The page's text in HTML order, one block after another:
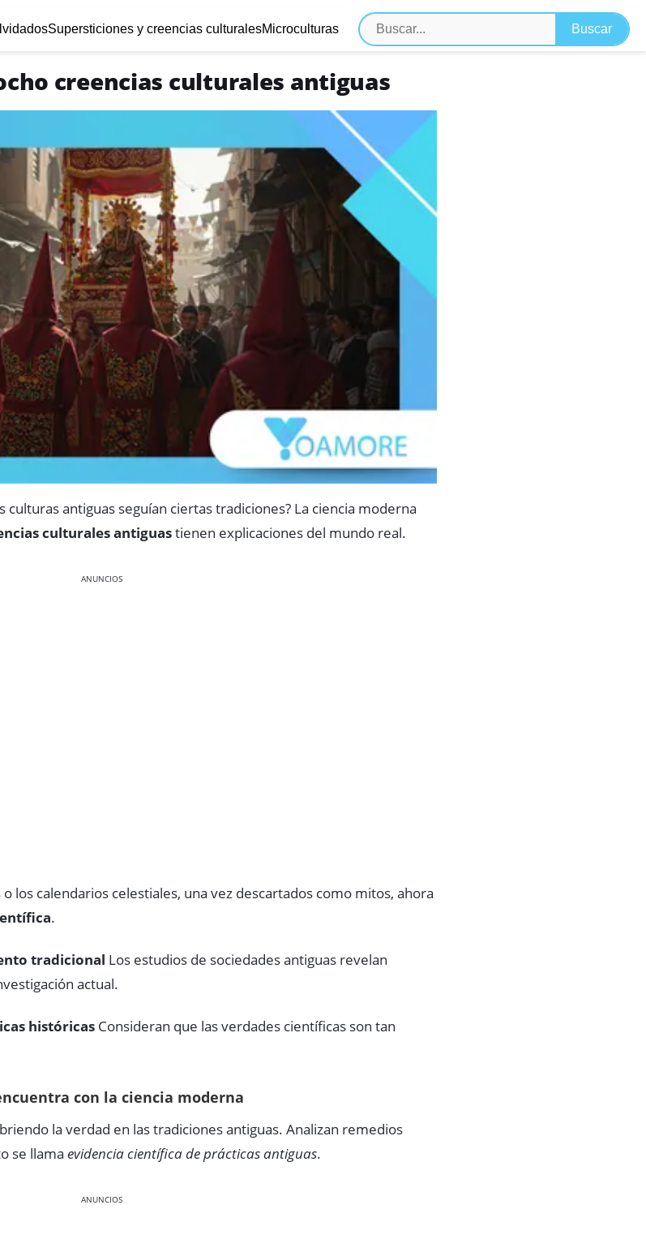
Supersticiones y creencias culturalesMicroculturas
creencias culturales antiguas
antiguas seguían ciertas tradiciones? La ciencia moderna
culturales antiguastienen explicaciones del mundo real.
ANUNCIOS
los calendarios celestiales, una vez descartados como mitos, ahora
.
tradicional Los estudios de sociedades antiguas revelan
actual.
históricas Consideran que las verdades científicas son tan
con la ciencia moderna
la verdad en las tradiciones antiguas. Analizan remedios
se llama evidencia científica de prácticas antiguas.
ANUNCIOS